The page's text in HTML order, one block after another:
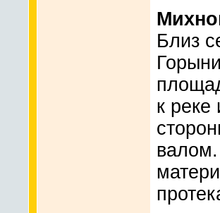
Близ
к реке